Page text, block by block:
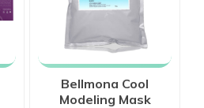
Bellmona Cool
Modeling Mask